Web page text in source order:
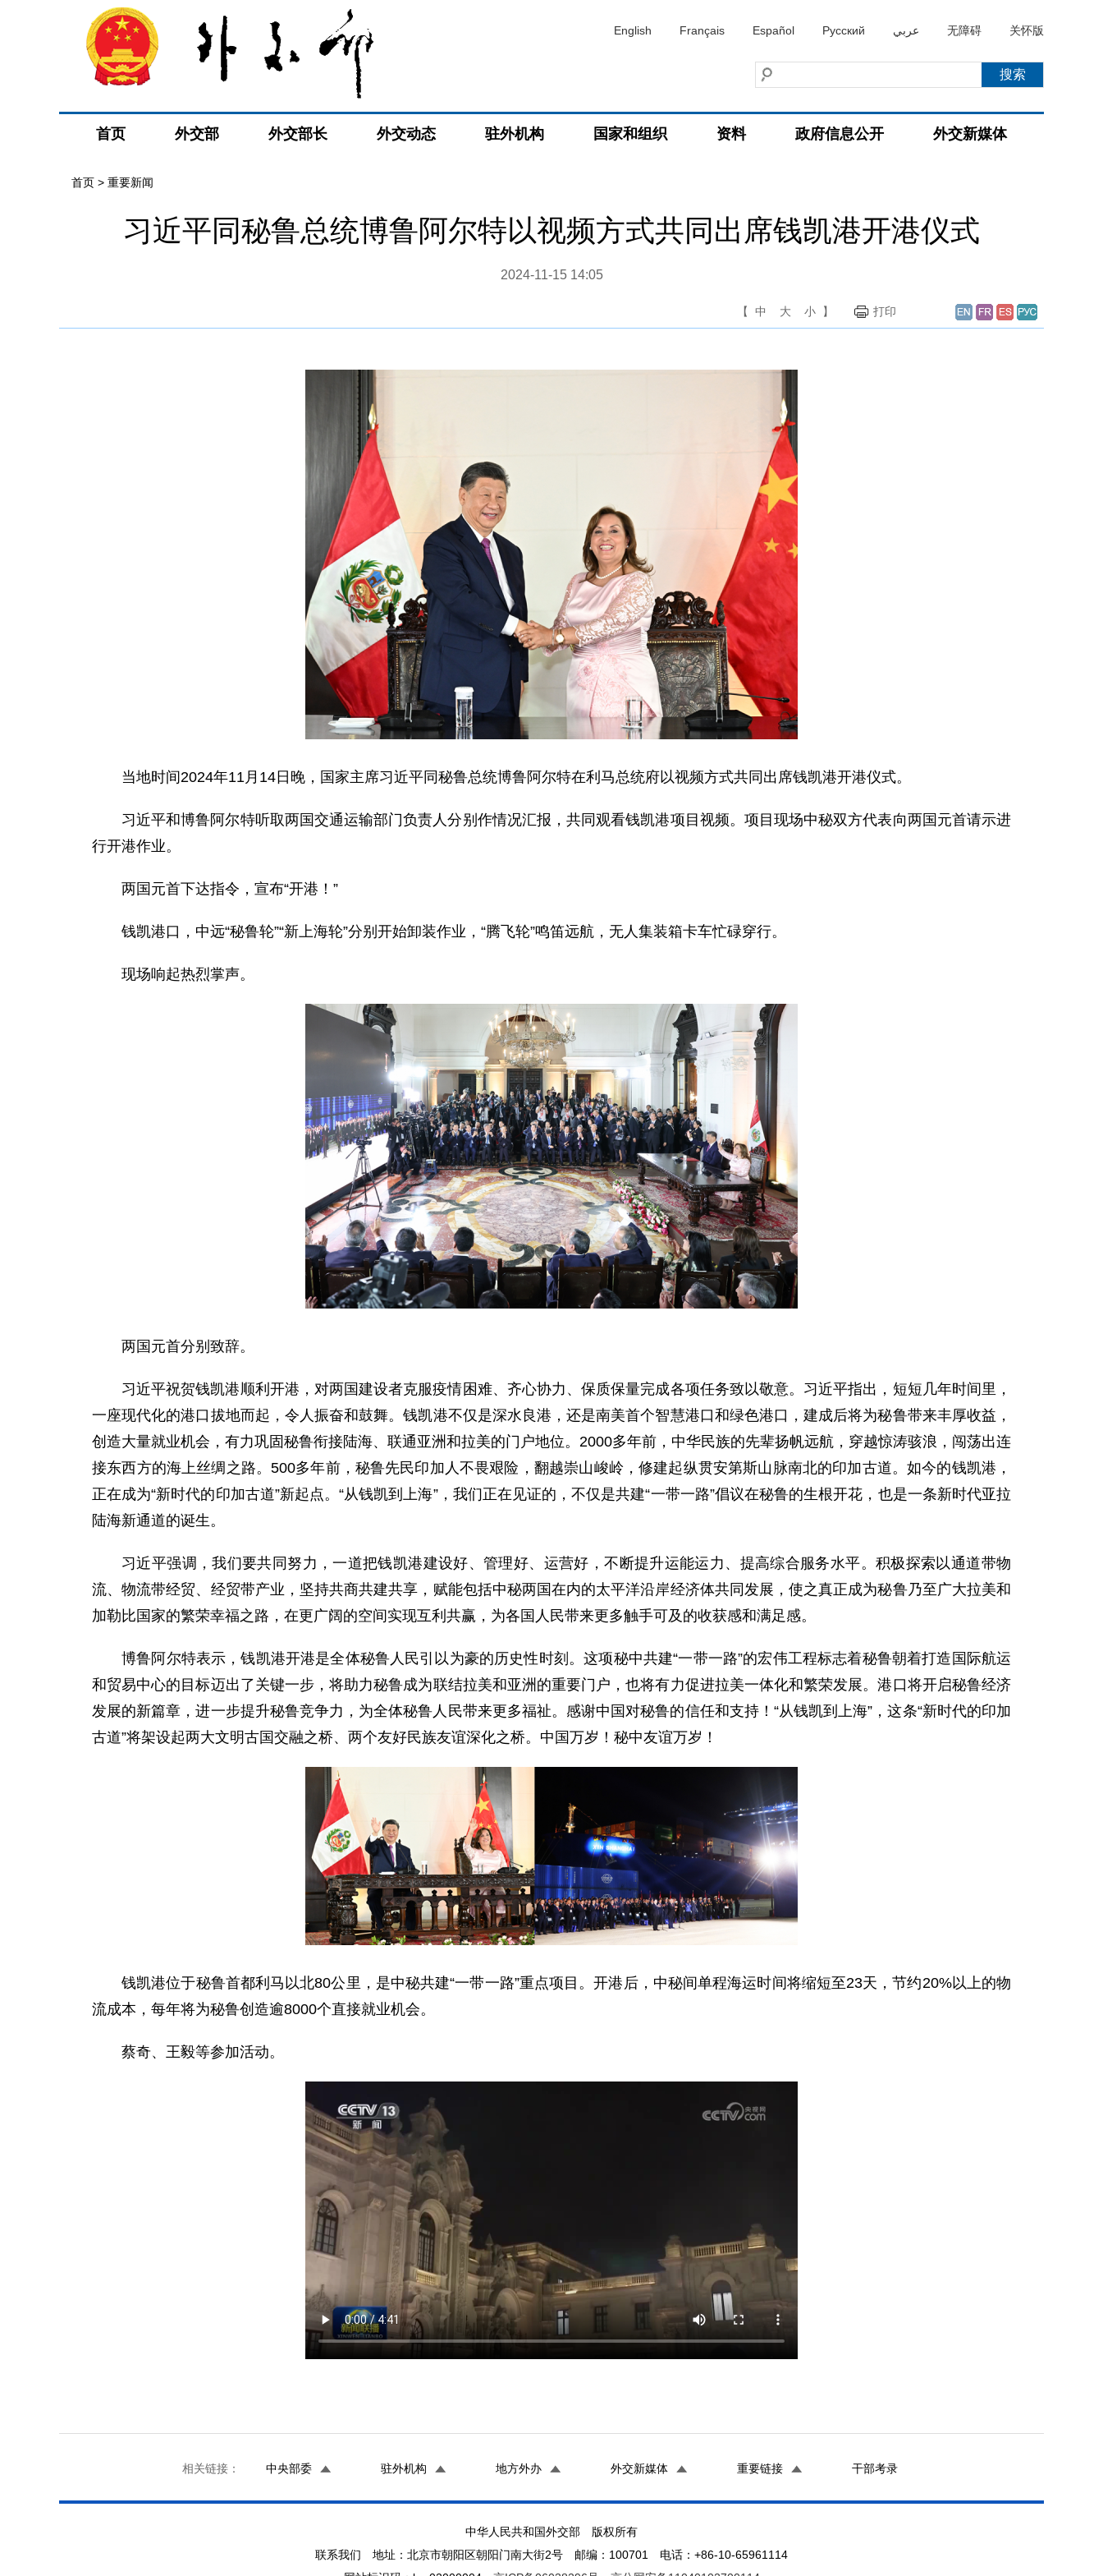
English Français Español Русский عربي 无障碍 关怀版
首页 外交部 外交部长 外交动态 驻外机构 国家和组织 资料 政府信息公开 外交新媒体
首页 > 重要新闻
习近平同秘鲁总统博鲁阿尔特以视频方式共同出席钱凯港开港仪式
2024-11-15 14:05
【 中 大 小 】 打印
当地时间2024年11月14日晚，国家主席习近平同秘鲁总统博鲁阿尔特在利马总统府以视频方式共同出席钱凯港开港仪式。
习近平和博鲁阿尔特听取两国交通运输部门负责人分别作情况汇报，共同观看钱凯港项目视频。项目现场中秘双方代表向两国元首请示进
行开港作业。
两国元首下达指令，宣布“开港！”
钱凯港口，中远“秘鲁轮”“新上海轮”分别开始卸装作业，“腾飞轮”鸣笛远航，无人集装箱卡车忙碌穿行。
现场响起热烈掌声。
两国元首分别致辞。
习近平祝贺钱凯港顺利开港，对两国建设者克服疫情困难、齐心协力、保质保量完成各项任务致以敬意。习近平指出，短短几年时间里，
一座现代化的港口拔地而起，令人振奋和鼓舞。钱凯港不仅是深水良港，还是南美首个智慧港口和绿色港口，建成后将为秘鲁带来丰厚收益，
创造大量就业机会，有力巩固秘鲁衔接陆海、联通亚洲和拉美的门户地位。2000多年前，中华民族的先辈扬帆远航，穿越惊涛骇浪，闯荡出连
接东西方的海上丝绸之路。500多年前，秘鲁先民印加人不畏艰险，翻越崇山峻岭，修建起纵贯安第斯山脉南北的印加古道。如今的钱凯港，
正在成为“新时代的印加古道”新起点。“从钱凯到上海”，我们正在见证的，不仅是共建“一带一路”倡议在秘鲁的生根开花，也是一条新时代亚拉
陆海新通道的诞生。
习近平强调，我们要共同努力，一道把钱凯港建设好、管理好、运营好，不断提升运能运力、提高综合服务水平。积极探索以通道带物
流、物流带经贸、经贸带产业，坚持共商共建共享，赋能包括中秘两国在内的太平洋沿岸经济体共同发展，使之真正成为秘鲁乃至广大拉美和
加勒比国家的繁荣幸福之路，在更广阔的空间实现互利共赢，为各国人民带来更多触手可及的收获感和满足感。
博鲁阿尔特表示，钱凯港开港是全体秘鲁人民引以为豪的历史性时刻。这项秘中共建“一带一路”的宏伟工程标志着秘鲁朝着打造国际航运
和贸易中心的目标迈出了关键一步，将助力秘鲁成为联结拉美和亚洲的重要门户，也将有力促进拉美一体化和繁荣发展。港口将开启秘鲁经济
发展的新篇章，进一步提升秘鲁竞争力，为全体秘鲁人民带来更多福祉。感谢中国对秘鲁的信任和支持！“从钱凯到上海”，这条“新时代的印加
古道”将架设起两大文明古国交融之桥、两个友好民族友谊深化之桥。中国万岁！秘中友谊万岁！
钱凯港位于秘鲁首都利马以北80公里，是中秘共建“一带一路”重点项目。开港后，中秘间单程海运时间将缩短至23天，节约20%以上的物
流成本，每年将为秘鲁创造逾8000个直接就业机会。
蔡奇、王毅等参加活动。
相关链接： 中央部委 驻外机构 地方外办 外交新媒体 重要链接 干部考录
中华人民共和国外交部 版权所有
联系我们 地址：北京市朝阳区朝阳门南大街2号 邮编：100701 电话：+86-10-65961114